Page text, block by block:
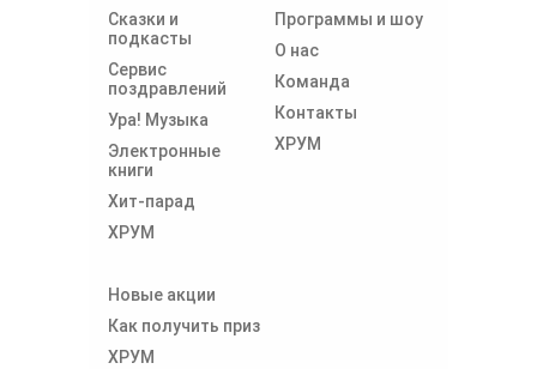
Сказки и
подкасты
Сервис
поздравлений
Ура! Музыка
Электронные
книги
Хит-парад
ХРУМ
Программы и шоу
О нас
Команда
Контакты
ХРУМ
Новые акции
Как получить приз
ХРУМ